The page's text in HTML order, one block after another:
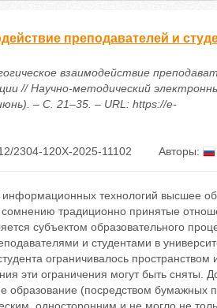
преподавателей и
взаимодействие
// Научно-методический
– С. 21–35. – URL: https://e-
2304-120X-2025-11102 Авторы:
технологий высшее
традиционно принятые
субъектом образовательного
и студентами в
ограничивалось
эти ограничения могут быть сняты.
образование (посредством бумажных